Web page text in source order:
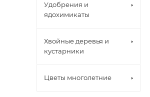
Удобрения и
ядохимикаты
Хвойные деревья и
кустарники
Цветы многолетние